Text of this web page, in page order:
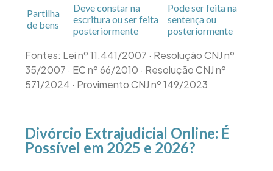
Partilha
de bens
Deve constar na
escritura ou ser feita
posteriormente
Pode ser feita na
sentença ou
posteriormente
Fontes: Lei nº 11.441/2007 · Resolução CNJ nº
35/2007 · EC nº 66/2010 · Resolução CNJ nº
571/2024 · Provimento CNJ nº 149/2023
Divórcio Extrajudicial Online: É
Possível em 2025 e 2026?